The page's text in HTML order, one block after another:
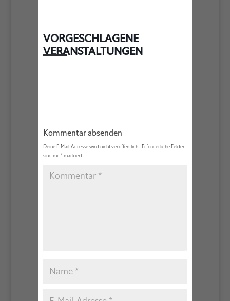
VORGESCHLAGENE
VERANSTALTUNGEN
Kommentar absenden
Deine E-Mail-Adresse wird nicht veröffentlicht. Erforderliche Felder
sind mit*markiert